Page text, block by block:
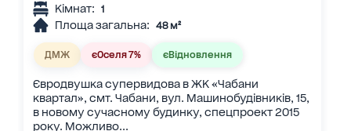
Кімнат: 1
Площа загальна: 48 м²
ДМЖ єОселя 7% єВідновлення
Євродвушка супервидова в ЖК «Чабани
квартал», смт. Чабани, вул. Машинобудівників, 15,
в новому сучасному будинку, спецпроект 2015
року. Можливо...